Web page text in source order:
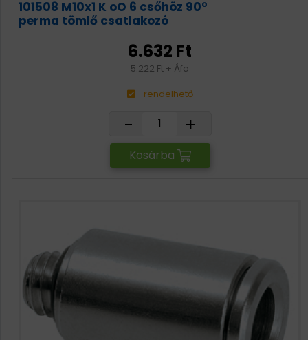
101508 M10x1 K oO 6 csőhöz 90°
perma tömlő csatlakozó
6.632 Ft
5.222 Ft + Áfa
rendelhető
- +
Kosárba